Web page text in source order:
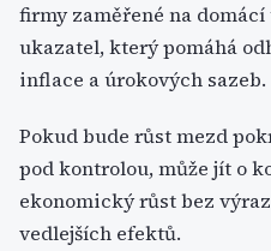
firmy zaměřené na
ukazatel, který pomáhá
inflace a úrokových sazeb.
Pokud bude růst mezd
pod kontrolou, může jít o
ekonomický růst bez
vedlejších efektů.